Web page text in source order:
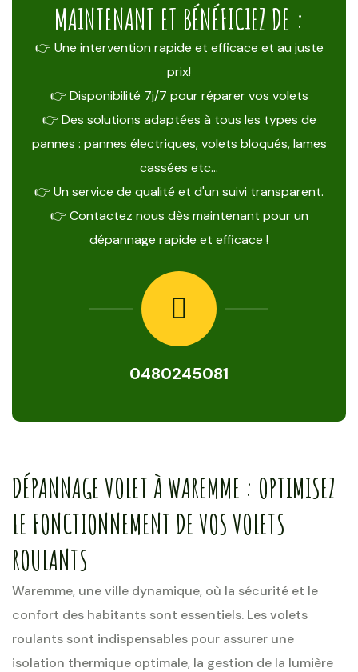
MAINTENANT ET BÉNÉFICIEZ DE :
👉 Une intervention rapide et efficace et au juste
prix!
👉 Disponibilité 7j/7 pour réparer vos volets
👉 Des solutions adaptées à tous les types de
pannes : pannes électriques, volets bloqués, lames
cassées etc…
👉 Un service de qualité et d'un suivi transparent.
👉 Contactez nous dès maintenant pour un
dépannage rapide et efficace !
0480245081
DÉPANNAGE VOLET À WAREMME : OPTIMISEZ
LE FONCTIONNEMENT DE VOS VOLETS
ROULANTS
Waremme, une ville dynamique, où la sécurité et le
confort des habitants sont essentiels. Les volets
roulants sont indispensables pour assurer une
isolation thermique optimale, la gestion de la lumière